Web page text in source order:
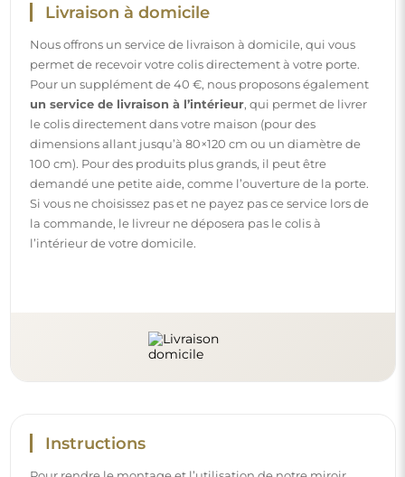
Instructions
Pour rendre le montage et l’utilisation de notre miroir
simples et sans souci, nous avons préparé des instructions
détaillées pour vous. Vous y trouverez toutes les étapes
nécessaires pour un montage correct du miroir, ainsi que
des conseils pour son entretien, nettoyage et
maintenance, afin de profiter de son aspect parfait
pendant longtemps.
Suivez-nous et restez informé